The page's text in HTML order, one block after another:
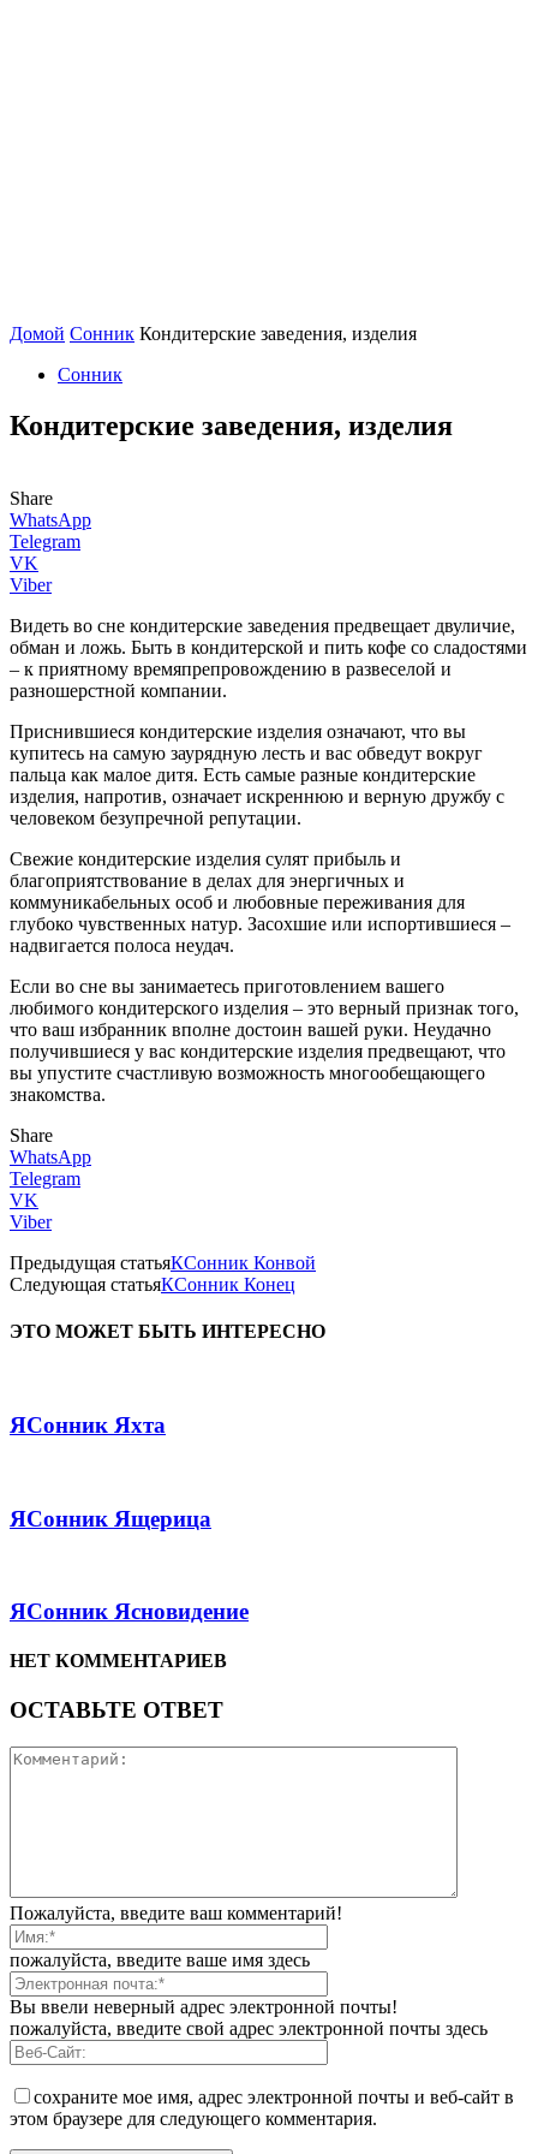
Домой Сонник Кондитерские заведения, изделия
Сонник
Кондитерские заведения, изделия
Share
WhatsApp
Telegram
VK
Viber
Видеть во сне кондитерские заведения предвещает двуличие,
обман и ложь. Быть в кондитерской и пить кофе со сладостями
– к приятному времяпрепровождению в развеселой и
разношерстной компании.
Приснившиеся кондитерские изделия означают, что вы
купитесь на самую заурядную лесть и вас обведут вокруг
пальца как малое дитя. Есть самые разные кондитерские
изделия, напротив, означает искреннюю и верную дружбу с
человеком безупречной репутации.
Свежие кондитерские изделия сулят прибыль и
благоприятствование в делах для энергичных и
коммуникабельных особ и любовные переживания для
глубоко чувственных натур. Засохшие или испортившиеся –
надвигается полоса неудач.
Если во сне вы занимаетесь приготовлением вашего
любимого кондитерского изделия – это верный признак того,
что ваш избранник вполне достоин вашей руки. Неудачно
получившиеся у вас кондитерские изделия предвещают, что
вы упустите счастливую возможность многообещающего
знакомства.
Share
WhatsApp
Telegram
VK
Viber
Предыдущая статьяКСонник Конвой
Следующая статьяКСонник Конец
ЭТО МОЖЕТ БЫТЬ ИНТЕРЕСНО
ЯСонник Яхта
ЯСонник Ящерица
ЯСонник Ясновидение
НЕТ КОММЕНТАРИЕВ
ОСТАВЬТЕ ОТВЕТ
Пожалуйста, введите ваш комментарий!
пожалуйста, введите ваше имя здесь
Вы ввели неверный адрес электронной почты!
пожалуйста, введите свой адрес электронной почты здесь
сохраните мое имя, адрес электронной почты и веб-сайт в
этом браузере для следующего комментария.